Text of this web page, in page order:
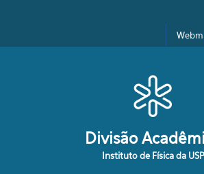
Formulário de
Divisão
Instituto de Física da USP